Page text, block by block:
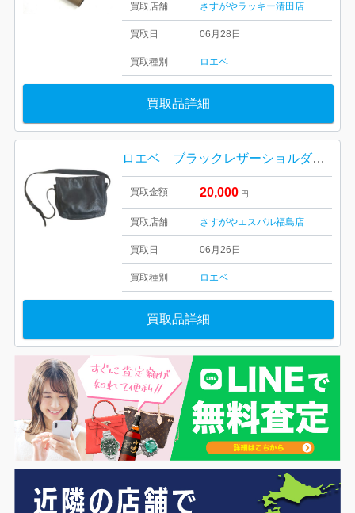
買取店舗 さすがやラッキー清田店
買取日 06月28日
買取種別 ロエベ
買取品詳細
ロエベ ブラックレザーショルダーバッグ
買取金額 20,000 円
買取店舗 さすがやエスパル福島店
買取日 06月26日
買取種別 ロエベ
買取品詳細